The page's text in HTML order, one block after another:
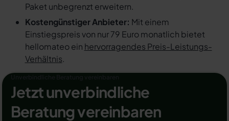
Paket unbegrenzt erweitern.
Kostengünstiger Anbieter: Mit einem
Einstiegspreis von nur 79 Euro monatlich bietet
hellomateo ein hervorragendes Preis-Leistungs-
Verhältnis.
Jetzt unverbindliche
Beratung vereinbaren